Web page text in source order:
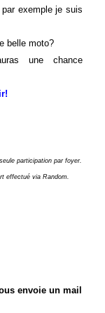
exemple je suis
belle moto?
une chance
participation par foyer.
effectué via Random.
envoie un mail